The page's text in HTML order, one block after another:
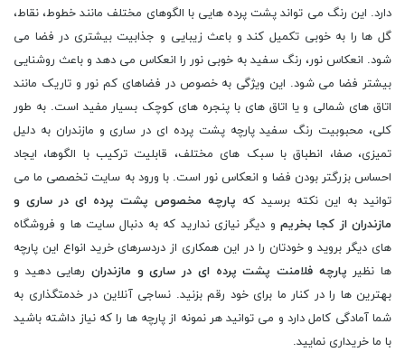
دارد. این رنگ می تواند پشت پرده هایی با الگوهای مختلف مانند خطوط، نقاط،
گل ها را به خوبی تکمیل کند و باعث زیبایی و جذابیت بیشتری در فضا می
شود. انعکاس نور، رنگ سفید به خوبی نور را انعکاس می دهد و باعث روشنایی
بیشتر فضا می شود. این ویژگی به خصوص در فضاهای کم نور و تاریک مانند
اتاق های شمالی و یا اتاق های با پنجره های کوچک بسیار مفید است. به طور
کلی، محبوبیت رنگ سفید پارچه پشت پرده ای در ساری و مازندران به دلیل
تمیزی، صفا، انطباق با سبک های مختلف، قابلیت ترکیب با الگوها، ایجاد
احساس بزرگتر بودن فضا و انعکاس نور است. با ورود به سایت تخصصی ما می
توانید به این نکته برسید که پارچه مخصوص پشت پرده ای در ساری و
مازندران از کجا بخریم و دیگر نیازی ندارید که به دنبال سایت ها و فروشگاه
های دیگر بروید و خودتان را در این همکاری از دردسرهای خرید انواع این پارچه
ها نظیر پارچه فلامنت پشت پرده ای در ساری و مازندرانرهایی دهید و
بهترین ها را در کنار ما برای خود رقم بزنید. نساجی آنلاین در خدمتگذاری به
شما آمادگی کامل دارد و می توانید هر نمونه از پارچه ها را که نیاز داشته باشید
با ما خریداری نمایید.